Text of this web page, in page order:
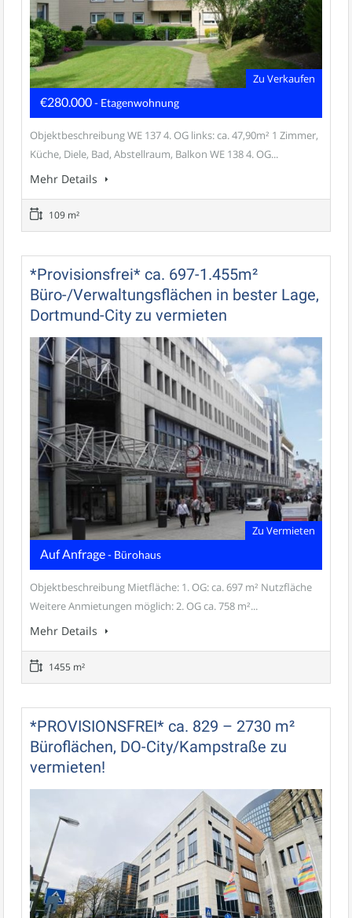
Zu Verkaufen
€280.000- Etagenwohnung
Objektbeschreibung WE 137 4. OG links: ca. 47,90m² 1 Zimmer,
Küche, Diele, Bad, Abstellraum, Balkon WE 138 4. OG...
Mehr Details
109 m²
*Provisionsfrei* ca. 697-1.455m²
Büro-/Verwaltungsflächen in bester Lage,
Dortmund-City zu vermieten
Zu Vermieten
Auf Anfrage- Bürohaus
Objektbeschreibung Mietfläche: 1. OG: ca. 697 m² Nutzfläche
Weitere Anmietungen möglich: 2. OG ca. 758 m²...
Mehr Details
1455 m²
*PROVISIONSFREI* ca. 829 – 2730 m²
Büroflächen, DO-City/Kampstraße zu
vermieten!